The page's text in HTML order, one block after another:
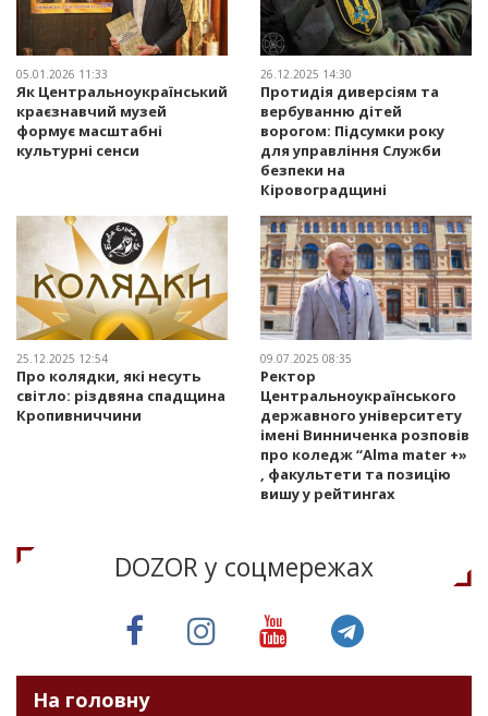
05.01.2026 11:33
Як Центральноукраїнський
краєзнавчий музей
формує масштабні
культурні сенси
26.12.2025 14:30
Протидія диверсіям та
вербуванню дітей
ворогом: Підсумки року
для управління Служби
безпеки на
Кіровоградщині
25.12.2025 12:54
Про колядки, які несуть
світло: різдвяна спадщина
Кропивниччини
09.07.2025 08:35
Ректор
Центральноукраїнського
державного університету
імені Винниченка розповів
про коледж “Alma mater +»
, факультети та позицію
вишу у рейтингах
DOZOR у соцмережах
На головну